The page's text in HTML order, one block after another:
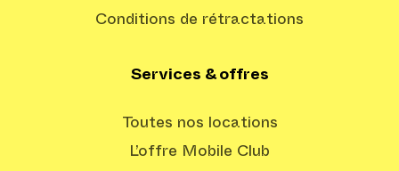
Conditions de rétractations
Services & offres
Toutes nos locations
L’offre Mobile Club